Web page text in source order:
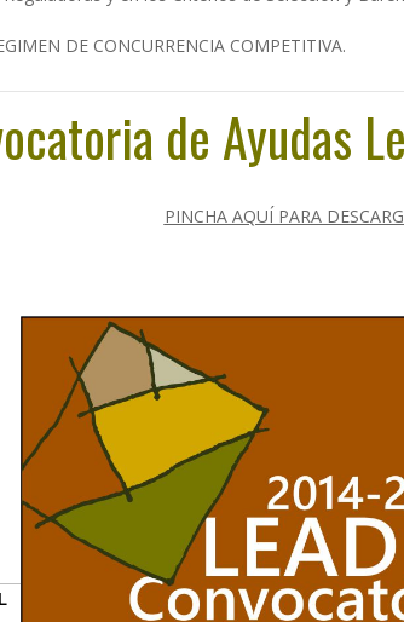
DE CONCURRENCIA COMPETITIVA.
de Ayudas
PINCHA AQUÍ PARA